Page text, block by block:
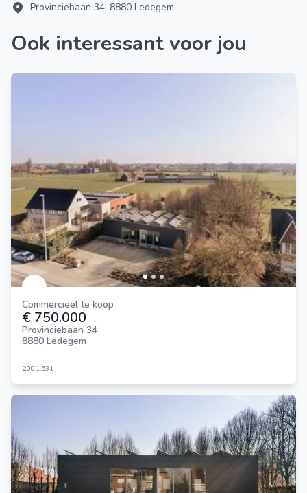
Provinciebaan 34, 8880 Ledegem
Ook interessant voor jou
Commercieel te koop
€ 750.000
Provinciebaan 34
8880 Ledegem
200 1.531